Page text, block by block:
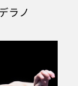
ラノ